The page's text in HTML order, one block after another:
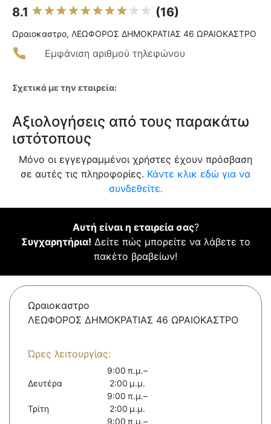
8.1 (16)
Ωραιοκαστρο, ΛΕΩΦΟΡΟΣ ΔΗΜΟΚΡΑΤΙΑΣ 46 ΩΡΑΙΟΚΑΣΤΡΟ
Εμφάνιση αριθμού τηλεφώνου
Σχετικά με την εταιρεία:
Αξιολογήσεις από τους παρακάτω
ιστότοπους
Μόνο οι εγγεγραμμένοι χρήστες έχουν πρόσβαση
σε αυτές τις πληροφορίες. Κάντε κλικ εδώ για να
συνδεθείτε.
Αυτή είναι η εταιρεία σας?
Συγχαρητήρια! Δείτε πώς μπορείτε να λάβετε το
πακέτο βραβείων!
Ωραιοκαστρο
ΛΕΩΦΟΡΟΣ ΔΗΜΟΚΡΑΤΙΑΣ 46 ΩΡΑΙΟΚΑΣΤΡΟ
Ώρες λειτουργίας:
Δευτέρα
9:00 π.μ.–
2:00 μ.μ.
Τρίτη
9:00 π.μ.–
2:00 μ.μ.
9:00 π.μ.–